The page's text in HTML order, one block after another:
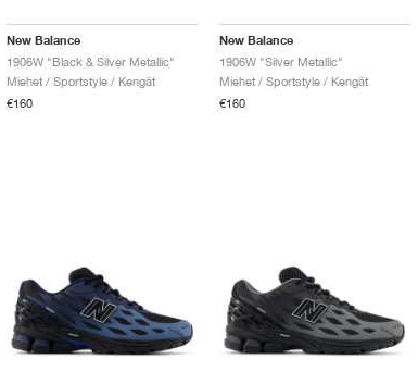
New Balance
1906W "Black & Silver Metallic"
Miehet / Sportstyle / Kengät
€160
New Balance
1906W "Silver Metallic"
Miehet / Sportstyle / Kengät
€160